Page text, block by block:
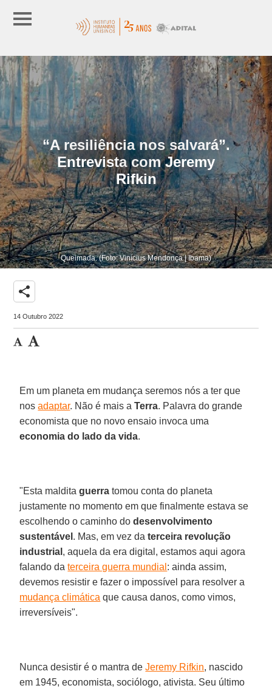
“A resiliência nos salvará”.
Entrevista com Jeremy
Rifkin
Queimada. (Foto: Vinícius Mendonça | Ibama)
share
14 Outubro 2022
Em um planeta em mudança seremos nós a ter que
nosadaptar. Não é mais aTerra. Palavra do grande
economista que no novo ensaio invoca uma
economia do lado da vida.
"Esta malditaguerra tomou conta do planeta
justamente no momento em que finalmente estava se
escolhendo o caminho dodesenvolvimento
sustentável . Mas, em vez daterceira revolução
industrial , aquela da era digital, estamos aqui agora
falando daterceira guerra mundial : ainda assim,
devemos resistir e fazer o impossível para resolver a
mudança climática que causa danos, como vimos,
irreversíveis".
Nunca desistir é o mantra deJeremy Rifkin, nascido
em 1945, economista, sociólogo, ativista. Seu último